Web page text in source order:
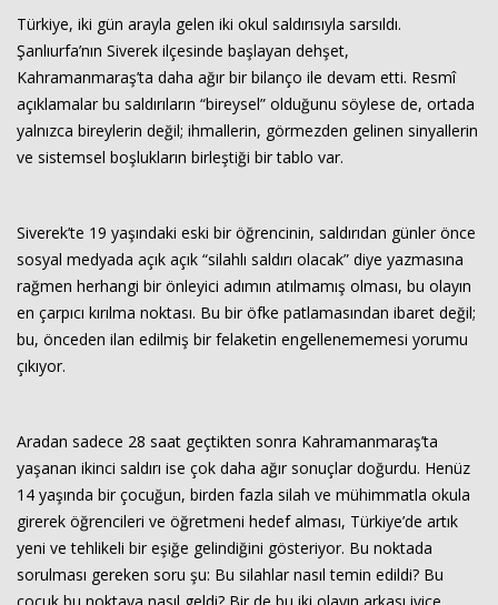
Türkiye, iki gün arayla gelen iki okul saldırısıyla sarsıldı.
Şanlıurfa’nın Siverek ilçesinde başlayan dehşet,
Kahramanmaraş’ta daha ağır bir bilanço ile devam etti. Resmî
açıklamalar bu saldırıların “bireysel” olduğunu söylese de, ortada
yalnızca bireylerin değil; ihmallerin, görmezden gelinen sinyallerin
ve sistemsel boşlukların birleştiği bir tablo var.
Siverek’te 19 yaşındaki eski bir öğrencinin, saldırıdan günler önce
sosyal medyada açık açık “silahlı saldırı olacak” diye yazmasına
rağmen herhangi bir önleyici adımın atılmamış olması, bu olayın
en çarpıcı kırılma noktası. Bu bir öfke patlamasından ibaret değil;
bu, önceden ilan edilmiş bir felaketin engellenememesi yorumu
çıkıyor.
Aradan sadece 28 saat geçtikten sonra Kahramanmaraş’ta
yaşanan ikinci saldırı ise çok daha ağır sonuçlar doğurdu. Henüz
14 yaşında bir çocuğun, birden fazla silah ve mühimmatla okula
girerek öğrencileri ve öğretmeni hedef alması, Türkiye’de artık
yeni ve tehlikeli bir eşiğe gelindiğini gösteriyor. Bu noktada
sorulması gereken soru şu: Bu silahlar nasıl temin edildi? Bu
KÜNYE
İLETİŞİM